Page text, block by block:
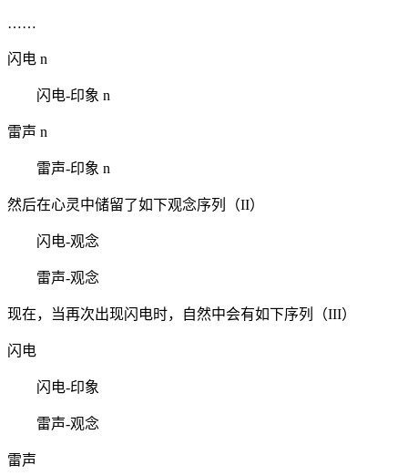
……
闪电 n
闪电-印象 n
雷声 n
雷声-印象 n
然后在心灵中储留了如下观念序列（II）
闪电-观念
雷声-观念
现在，当再次出现闪电时，自然中会有如下序列（III）
闪电
闪电-印象
雷声-观念
雷声